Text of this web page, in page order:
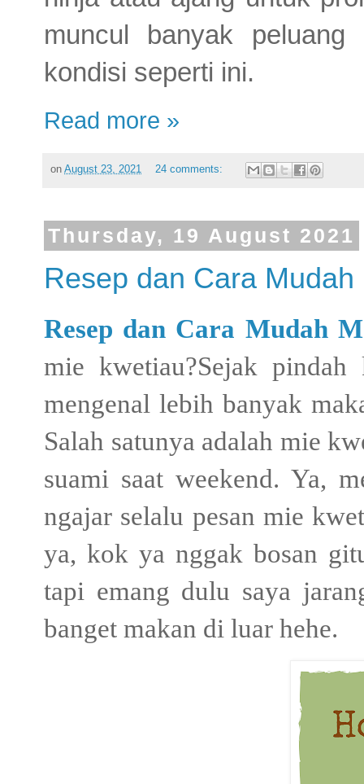
muncul banyak
kondisi seperti ini.
Read more »
on August 23, 2021 24 comments:
Thursday, 19 August 2021
Resep dan Cara
Resep dan Cara Mudah
mie kwetiau?Sejak
mengenal lebih banyak
Salah satunya adalah mie
suami saat weekend. Ya,
ngajar selalu pesan mie
ya, kok ya nggak bosan
tapi emang dulu saya
banget makan di luar hehe.